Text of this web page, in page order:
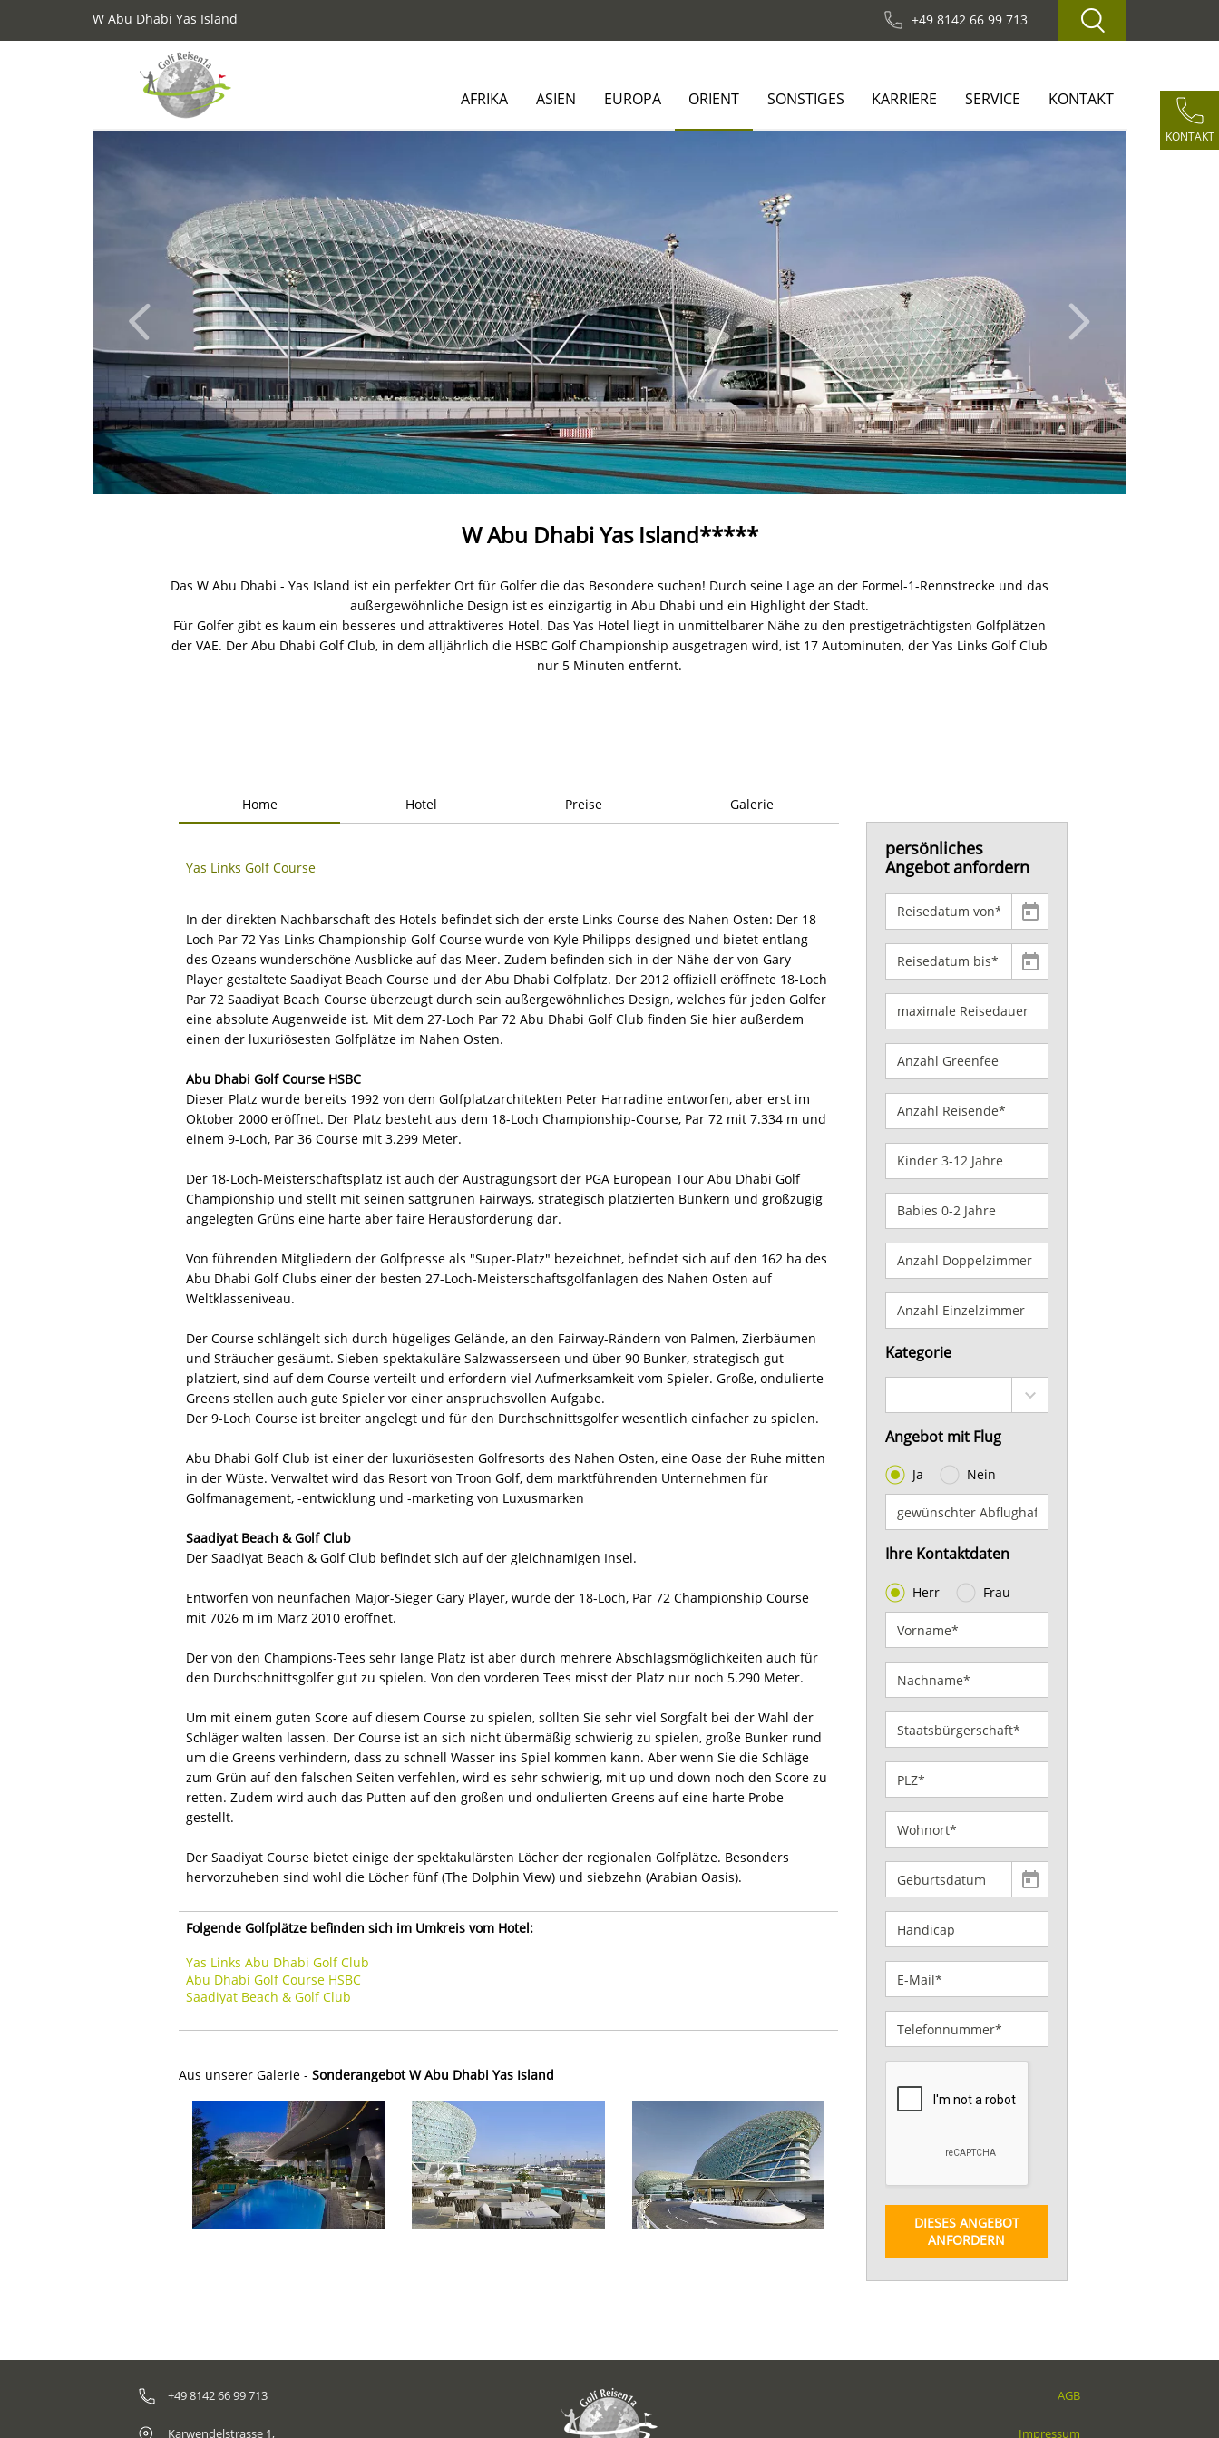
W Abu Dhabi Yas Island +49 8142 66 99 713
KONTAKT
AFRIKA ASIEN EUROPA ORIENT SONSTIGES KARRIERE SERVICE KONTAKT
W Abu Dhabi Yas Island*****
Das W Abu Dhabi - Yas Island ist ein perfekter Ort für Golfer die das Besondere suchen! Durch seine Lage an der Formel-1-Rennstrecke und das
außergewöhnliche Design ist es einzigartig in Abu Dhabi und ein Highlight der Stadt.
Für Golfer gibt es kaum ein besseres und attraktiveres Hotel. Das Yas Hotel liegt in unmittelbarer Nähe zu den prestigeträchtigsten Golfplätzen
der VAE. Der Abu Dhabi Golf Club, in dem alljährlich die HSBC Golf Championship ausgetragen wird, ist 17 Autominuten, der Yas Links Golf Club
nur 5 Minuten entfernt.
Home Hotel Preise Galerie
Yas Links Golf Course
In der direkten Nachbarschaft des Hotels befindet sich der erste Links Course des Nahen Osten: Der 18
Loch Par 72 Yas Links Championship Golf Course wurde von Kyle Philipps designed und bietet entlang
des Ozeans wunderschöne Ausblicke auf das Meer. Zudem befinden sich in der Nähe der von Gary
Player gestaltete Saadiyat Beach Course und der Abu Dhabi Golfplatz. Der 2012 offiziell eröffnete 18-Loch
Par 72 Saadiyat Beach Course überzeugt durch sein außergewöhnliches Design, welches für jeden Golfer
eine absolute Augenweide ist. Mit dem 27-Loch Par 72 Abu Dhabi Golf Club finden Sie hier außerdem
einen der luxuriösesten Golfplätze im Nahen Osten.
Abu Dhabi Golf Course HSBC
Dieser Platz wurde bereits 1992 von dem Golfplatzarchitekten Peter Harradine entworfen, aber erst im
Oktober 2000 eröffnet. Der Platz besteht aus dem 18-Loch Championship-Course, Par 72 mit 7.334 m und
einem 9-Loch, Par 36 Course mit 3.299 Meter.
Der 18-Loch-Meisterschaftsplatz ist auch der Austragungsort der PGA European Tour Abu Dhabi Golf
Championship und stellt mit seinen sattgrünen Fairways, strategisch platzierten Bunkern und großzügig
angelegten Grüns eine harte aber faire Herausforderung dar.
Von führenden Mitgliedern der Golfpresse als "Super-Platz" bezeichnet, befindet sich auf den 162 ha des
Abu Dhabi Golf Clubs einer der besten 27-Loch-Meisterschaftsgolfanlagen des Nahen Osten auf
Weltklasseniveau.
Der Course schlängelt sich durch hügeliges Gelände, an den Fairway-Rändern von Palmen, Zierbäumen
und Sträucher gesäumt. Sieben spektakuläre Salzwasserseen und über 90 Bunker, strategisch gut
platziert, sind auf dem Course verteilt und erfordern viel Aufmerksamkeit vom Spieler. Große, ondulierte
Greens stellen auch gute Spieler vor einer anspruchsvollen Aufgabe.
Der 9-Loch Course ist breiter angelegt und für den Durchschnittsgolfer wesentlich einfacher zu spielen.
Abu Dhabi Golf Club ist einer der luxuriösesten Golfresorts des Nahen Osten, eine Oase der Ruhe mitten
in der Wüste. Verwaltet wird das Resort von Troon Golf, dem marktführenden Unternehmen für
Golfmanagement, -entwicklung und -marketing von Luxusmarken
Saadiyat Beach & Golf Club
Der Saadiyat Beach & Golf Club befindet sich auf der gleichnamigen Insel.
Entworfen von neunfachen Major-Sieger Gary Player, wurde der 18-Loch, Par 72 Championship Course
mit 7026 m im März 2010 eröffnet.
Der von den Champions-Tees sehr lange Platz ist aber durch mehrere Abschlagsmöglichkeiten auch für
den Durchschnittsgolfer gut zu spielen. Von den vorderen Tees misst der Platz nur noch 5.290 Meter.
Um mit einem guten Score auf diesem Course zu spielen, sollten Sie sehr viel Sorgfalt bei der Wahl der
Schläger walten lassen. Der Course ist an sich nicht übermäßig schwierig zu spielen, große Bunker rund
um die Greens verhindern, dass zu schnell Wasser ins Spiel kommen kann. Aber wenn Sie die Schläge
zum Grün auf den falschen Seiten verfehlen, wird es sehr schwierig, mit up und down noch den Score zu
retten. Zudem wird auch das Putten auf den großen und ondulierten Greens auf eine harte Probe
gestellt.
Der Saadiyat Course bietet einige der spektakulärsten Löcher der regionalen Golfplätze. Besonders
hervorzuheben sind wohl die Löcher fünf (The Dolphin View) und siebzehn (Arabian Oasis).
Folgende Golfplätze befinden sich im Umkreis vom Hotel:
Yas Links Abu Dhabi Golf Club
Abu Dhabi Golf Course HSBC
Saadiyat Beach & Golf Club
Aus unserer Galerie - Sonderangebot W Abu Dhabi Yas Island
persönliches
Angebot anfordern
Kategorie
Angebot mit Flug
Ja Nein
Ihre Kontaktdaten
Herr Frau
DIESES ANGEBOT
ANFORDERN
+49 8142 66 99 713
Karwendelstrasse 1,
AGB
Impressum